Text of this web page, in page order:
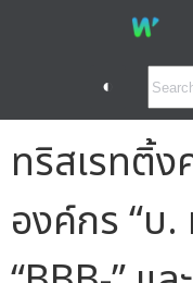
◐
ทริสเรทติ้
องค์กร “บ